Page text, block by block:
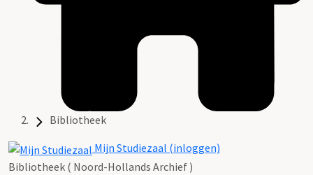
Bibliotheek
Mijn Studiezaal (inloggen)
Bibliotheek ( Noord-Hollands Archief )